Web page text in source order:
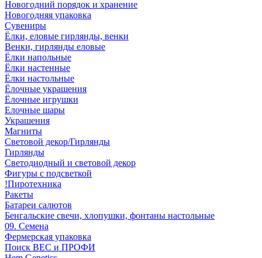
Новогодний порядок и хранение
Новогодняя упаковка
Сувениры
Ёлки, еловые гирлянды, венки
Венки, гирлянды еловые
Ёлки напольные
Ёлки настенные
Ёлки настольные
Ёлочные украшения
Ёлочные игрушки
Елочные шары
Украшения
Магниты
Световой декор/Гирлянды
Гирлянды
Светодиодный и световой декор
Фигуры с подсветкой
!Пиротехника
Ракеты
Батареи салютов
Бенгальские свечи, хлопушки, фонтаны настольные
09. Семена
Фермерская упаковка
Поиск ВЕС и ПРОФИ